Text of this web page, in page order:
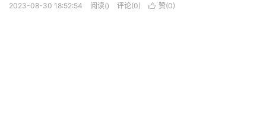
2023-08-30 18:52:54 阅读() 评论(0)  赞(0)